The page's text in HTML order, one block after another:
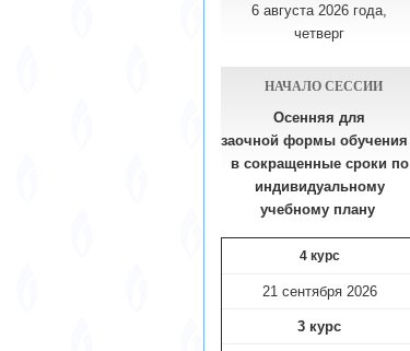
6 августа 2026 года,
четверг
НАЧАЛО СЕССИИ
Осенняя для
заочной формы обучения
в сокращенные сроки по
индивидуальному
учебному плану​
4 курс
21 сентября 2026
3 курс